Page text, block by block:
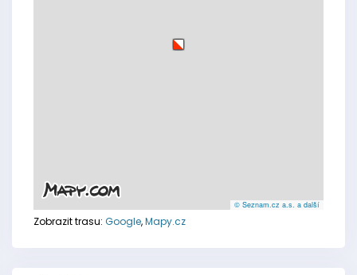
© Seznam.cz a.s. a další
Zobrazit trasu: Google,Mapy.cz